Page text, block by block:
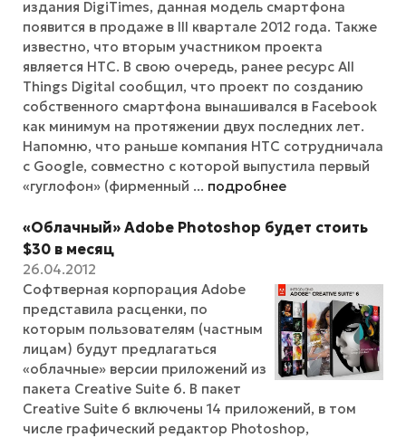
издания DigiTimes, данная модель смартфона
появится в продаже в III квартале 2012 года. Также
известно, что вторым участником проекта
является HTC. В свою очередь, ранее ресурс All
Things Digital сообщил, что проект по созданию
собственного смартфона вынашивался в Facebook
как минимум на протяжении двух последних лет.
Напомню, что раньше компания HTC сотрудничала
с Google, совместно с которой выпустила первый
«гуглофон» (фирменный ... подробнее
«Облачный» Adobe Photoshop будет стоить
$30 в месяц
26.04.2012
Софтверная корпорация Adobe
представила расценки, по
которым пользователям (частным
лицам) будут предлагаться
«облачные» версии приложений из
пакета Creative Suite 6. В пакет
Creative Suite 6 включены 14 приложений, в том
числе графический редактор Photoshop,